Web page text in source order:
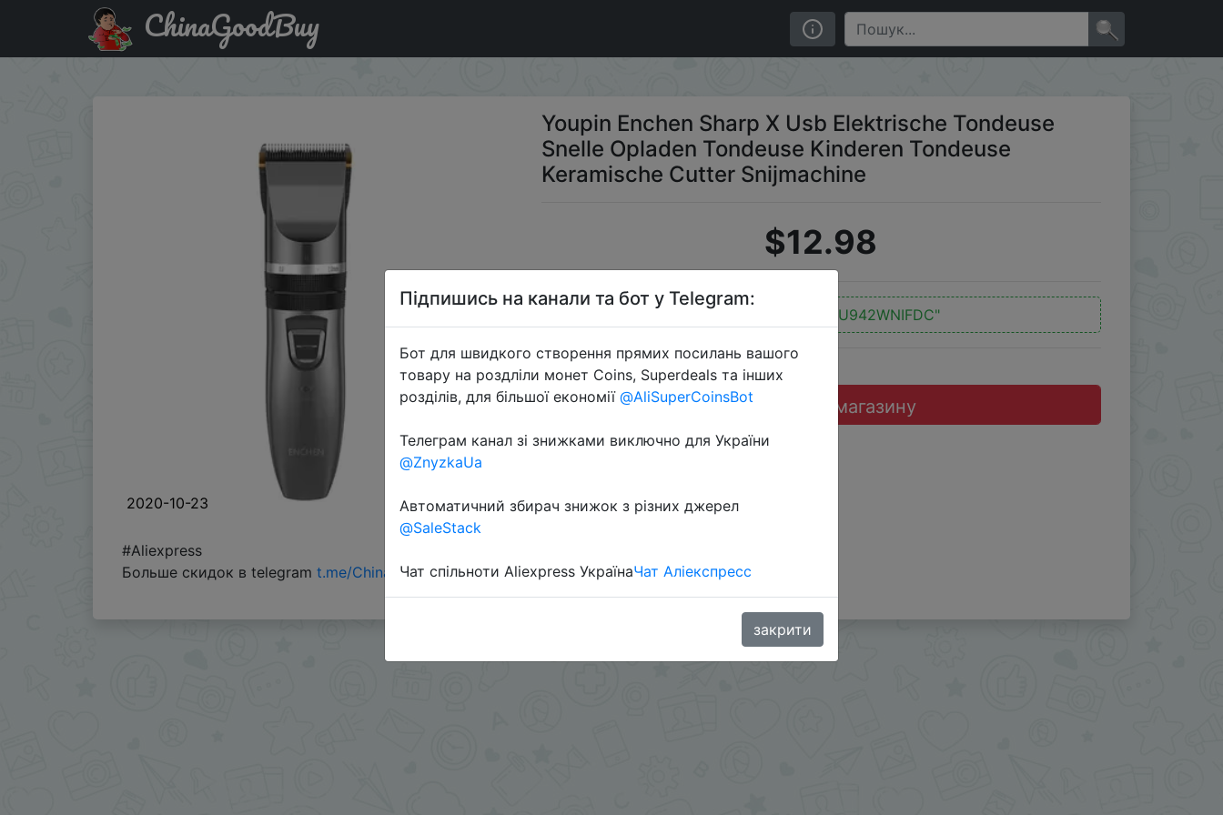
Паридбати з промокодом JAU942WNIFDC Youpin Enchen Sharp X Usb Elektrische Tondeuse Snelle Opladen Tondeuse Kinderen Tondeuse Keramische Cutter Snijmachine
ChinaGoodBuy
2020-10-23
Youpin Enchen Sharp X Usb Elektrische Tondeuse
Snelle Opladen Tondeuse Kinderen Tondeuse
Keramische Cutter Snijmachine
$12.98
"JAU942WNIFDC"
Перейти до магазину
#Aliexpress
Больше скидок в telegram t.me/ChinaGoodBuy
Підпишись на канали та бот у Telegram:
Бот для швидкого створення прямих посилань вашого
товару на роздліли монет Coins, Superdeals та інших
розділів, для більшої економії @AliSuperCoinsBot
Телеграм канал зі знижками виключно для України
@ZnyzkaUa
Автоматичний збирач знижок з різних джерел
@SaleStack
Чат спільноти Aliexpress УкраїнаЧат Аліекспресс
закрити